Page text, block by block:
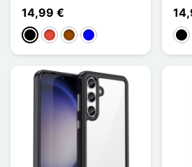
14,99 €
NegroRojoMarrón
Azul